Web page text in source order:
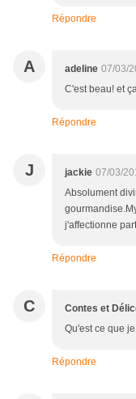
Répondre
A adeline 07/03/
C'est beau! et
Répondre
J jackie 07/03/
Absolument
j'affectionne
Répondre
C Contes et
Qu'est ce que
Répondre